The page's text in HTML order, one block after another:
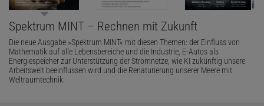
Spektrum MINT – Rechnen mit Zukunft
Die neue Ausgabe »Spektrum MINT« mit diesen Themen: der Einfluss von
Mathematik auf alle Lebensbereiche und die Industrie, E-Autos als
Energiespeicher zur Unterstützung der Stromnetze, wie KI zukünftig unsere
Arbeitswelt beeinflussen wird und die Renaturierung unserer Meere mit
Weltraumtechnik.